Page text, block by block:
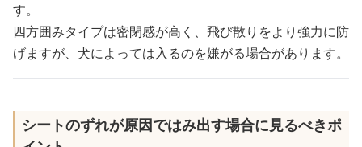
す。
四方囲みタイプは密閉感が高く、飛び散りをより強力に防
げますが、犬によっては入るのを嫌がる場合があります。
シートのずれが原因ではみ出す場合に見るべきポ